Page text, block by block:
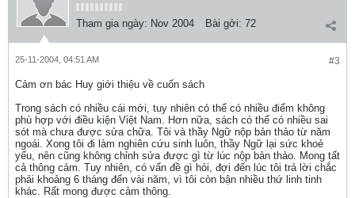
Tham gia ngày: Nov 2004 Bài gởi: 72
#3
25-11-2004, 04:51 AM
Cảm ơn bác Huy giới thiệu về cuốn sách
Trong sách có nhiều cái mới, tuy nhiên có thể có nhiều điểm không
phù hợp với điều kiện Việt Nam. Hơn nữa, sách có thể có nhiều sai
sót mà chưa được sửa chữa. Tôi và thầy Ngữ nộp bản thảo từ năm
ngoái. Xong tôi đi làm nghiên cứu sinh luôn, thầy Ngữ lại sức khoẻ
yếu, nên cũng không chỉnh sửa được gì từ lúc nộp bản thảo. Mong tất
cả thông cảm. Tuy nhiên, có vấn đề gì hỏi, đợi đến lúc tôi trả lời chắc
phải khoảng 6 tháng đến vài năm, vì tôi còn bận nhiều thứ linh tinh
khác. Rất mong được cảm thông.